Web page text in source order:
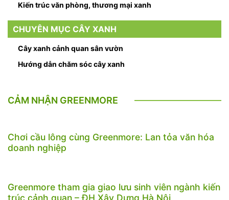
Kiến trúc văn phòng, thương mại xanh
CHUYÊN MỤC CÂY XANH
Cây xanh cảnh quan sân vườn
Hướng dẫn chăm sóc cây xanh
CẢM NHẬN GREENMORE
Chơi cầu lông cùng Greenmore: Lan tỏa văn hóa
doanh nghiệp
Greenmore tham gia giao lưu sinh viên ngành kiến
trúc cảnh quan – ĐH Xây Dựng Hà Nội